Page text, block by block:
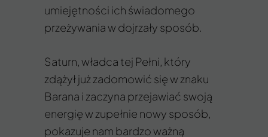
umiejętności ich świadomego
przeżywania w dojrzały sposób.
Saturn, władca tej Pełni, który
zdążył już zadomowić się w znaku
Barana i zaczyna przejawiać swoją
energię w zupełnie nowy sposób,
pokazuje nam bardzo ważną